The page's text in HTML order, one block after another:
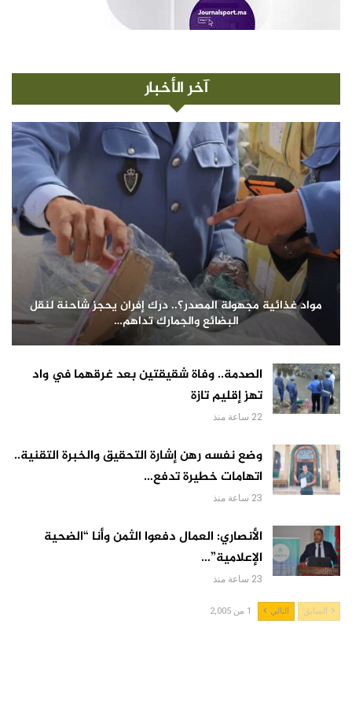
آخر الأخبار
مواد غذائية مجهولة المصدر؟.. درك إفران يحجز شاحنة لنقل
البضائع والجمارك تداهم…
الصدمة.. وفاة شقيقتين بعد غرقهما في واد
تهز إقليم تازة
22 ساعة منذ
وضع نفسه رهن إشارة التحقيق والخبرة التقنية..
اتهامات خطيرة تدفع…
23 ساعة منذ
الأنصاري: العمال دفعوا الثمن وأنا “الضحية
الإعلامية”…
23 ساعة منذ
السابق التالي 1 من 2,005